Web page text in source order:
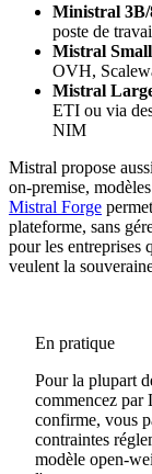
Ministral
poste de
Mistral Small
OVH,
Mistral
ETI ou via
NIM
Mistral propose
on-premise,
Mistral Forge
plateforme, sans
pour les entreprises
veulent la
En pratique
Pour la plupart
commencez par
confirme, vous
contraintes
modèle open-